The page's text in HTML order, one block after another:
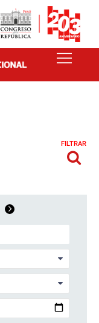
FILTRAR